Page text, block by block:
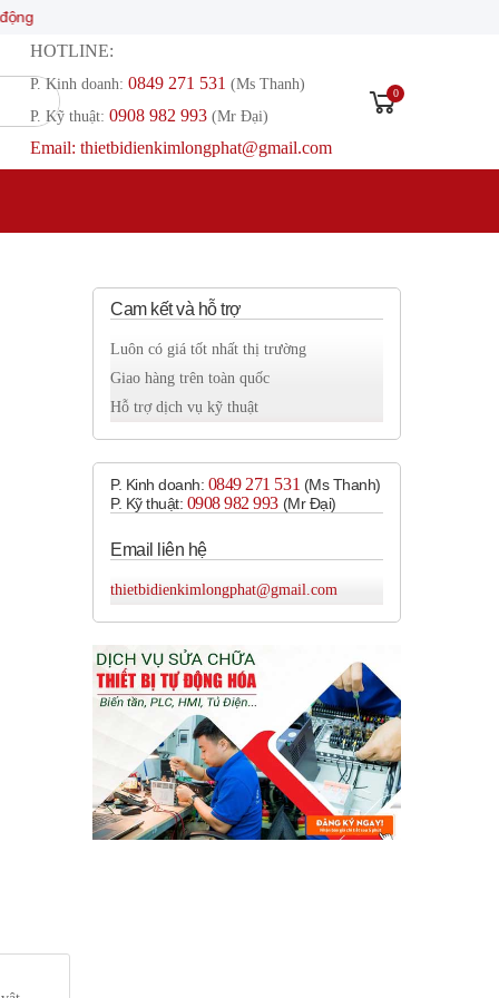
HOTLINE:
P. Kinh doanh: 0849 271 531 (Ms Thanh)
P. Kỹ thuật: 0908 982 993​ (Mr Đại)
Email: thietbidienkimlongphat@gmail.com
0
Cam kết và hỗ trợ
Luôn có giá tốt nhất thị trường
Giao hàng trên toàn quốc
Hỗ trợ dịch vụ kỹ thuật
P. Kinh doanh: 0849 271 531 (Ms Thanh)
P. Kỹ thuật: 0908 982 993​ (Mr Đại)
Email liên hệ
thietbidienkimlongphat@gmail.com